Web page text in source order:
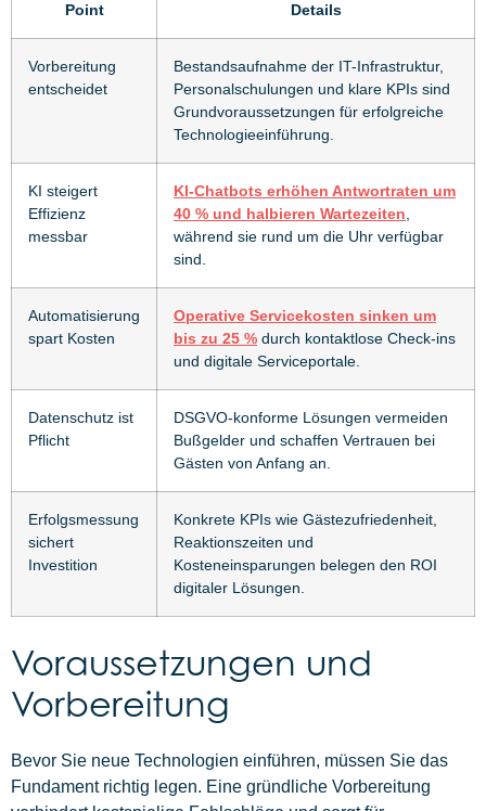
Point Details
Vorbereitung
entscheidet
Bestandsaufnahme der IT-Infrastruktur,
Personalschulungen und klare KPIs sind
Grundvoraussetzungen für erfolgreiche
Technologieeinführung.
KI steigert
Effizienz
messbar
KI-Chatbots erhöhen Antwortraten um
40 % und halbieren Wartezeiten,
während sie rund um die Uhr verfügbar
sind.
Automatisierung
spart Kosten
Operative Servicekosten sinken um
bis zu 25 % durch kontaktlose Check-ins
und digitale Serviceportale.
Datenschutz ist
Pflicht
DSGVO-konforme Lösungen vermeiden
Bußgelder und schaffen Vertrauen bei
Gästen von Anfang an.
Erfolgsmessung
sichert
Investition
Konkrete KPIs wie Gästezufriedenheit,
Reaktionszeiten und
Kosteneinsparungen belegen den ROI
digitaler Lösungen.
Voraussetzungen und
Vorbereitung
Bevor Sie neue Technologien einführen, müssen Sie das
Fundament richtig legen. Eine gründliche Vorbereitung